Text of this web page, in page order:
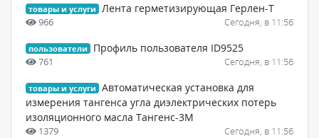
товары и услуги Лента герметизирующая Герлен-Т
966 Сегодня, в 11:56
пользователи Профиль пользователя ID9525
761 Сегодня, в 11:56
товары и услуги
Автоматическая установка для
измерения тангенса угла диэлектрических потерь
изоляционного масла Тангенс-3М
1379 Сегодня, в 11:56